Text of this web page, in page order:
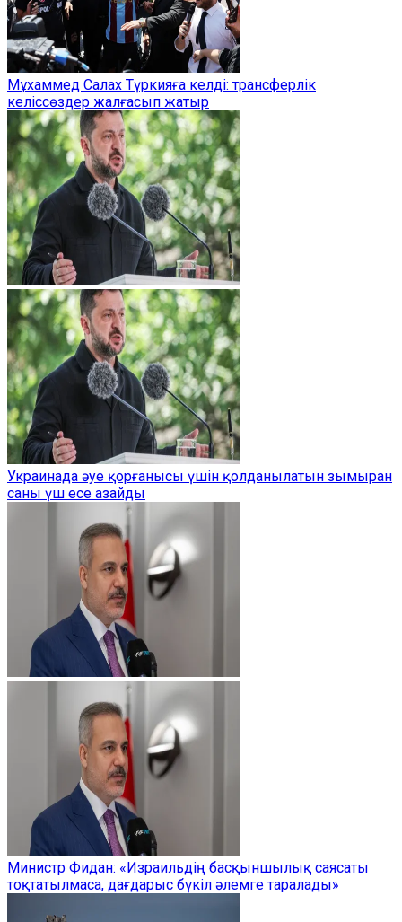
Мұхаммед Салах Түркияға келді: трансферлік
келіссөздер жалғасып жатыр
Украинада әуе қорғанысы үшін қолданылатын зымыран
саны үш есе азайды
Министр Фидан: «Израильдің басқыншылық саясаты
тоқтатылмаса, дағдарыс бүкіл әлемге таралады»